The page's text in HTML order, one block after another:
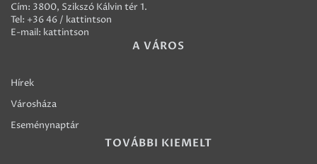
Cím: 3800, Szikszó Kálvin tér 1.
Tel: +36 46 / kattintson
E-mail: kattintson
A VÁROS
Hírek
Városháza
Eseménynaptár
TOVÁBBI KIEMELT